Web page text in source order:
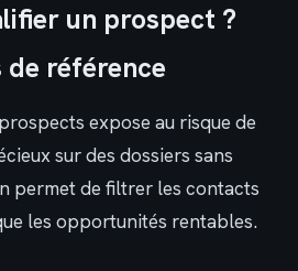
un prospect ?
de référence
expose au risque de
sur des dossiers sans
permet de filtrer les contacts
les opportunités rentables.